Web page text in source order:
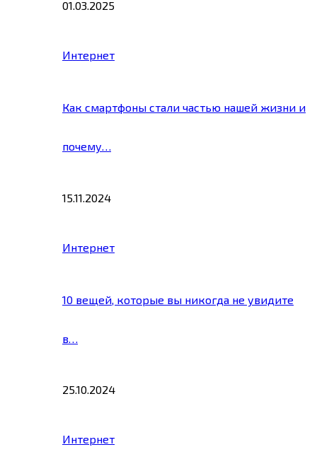
01.03.2025
Интернет
Как смартфоны стали частью нашей жизни и
почему…
15.11.2024
Интернет
10 вещей, которые вы никогда не увидите
в…
25.10.2024
Интернет